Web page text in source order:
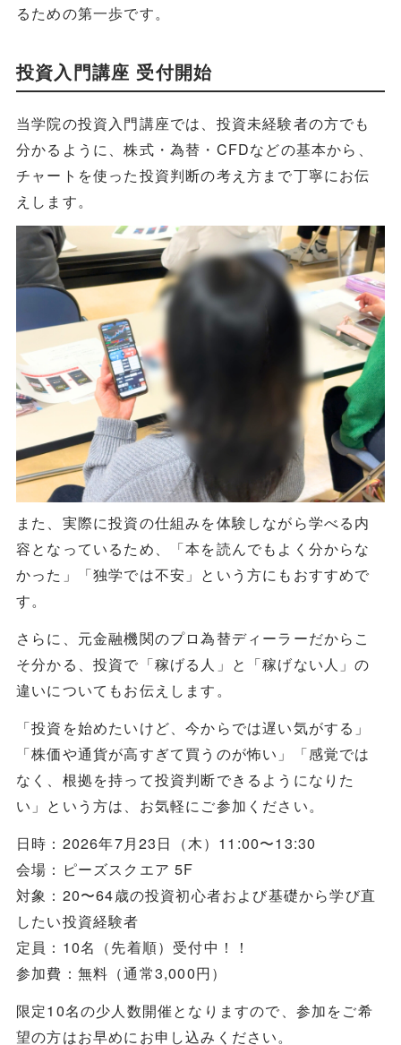
るための第一歩です。
投資入門講座 受付開始
当学院の投資入門講座では、投資未経験者の方でも
分かるように、株式・為替・CFDなどの基本から、
チャートを使った投資判断の考え方まで丁寧にお伝
えします。
また、実際に投資の仕組みを体験しながら学べる内
容となっているため、「本を読んでもよく分からな
かった」「独学では不安」という方にもおすすめで
す。
さらに、元金融機関のプロ為替ディーラーだからこ
そ分かる、投資で「稼げる人」と「稼げない人」の
違いについてもお伝えします。
「投資を始めたいけど、今からでは遅い気がする」
「株価や通貨が高すぎて買うのが怖い」「感覚では
なく、根拠を持って投資判断できるようになりた
い」という方は、お気軽にご参加ください。
日時：2026年7月23日（木）11:00〜13:30
会場：ピーズスクエア 5F
対象：20〜64歳の投資初心者および基礎から学び直
したい投資経験者
定員：10名（先着順）受付中！！
参加費：無料（通常3,000円）
限定10名の少人数開催となりますので、参加をご希
望の方はお早めにお申し込みください。